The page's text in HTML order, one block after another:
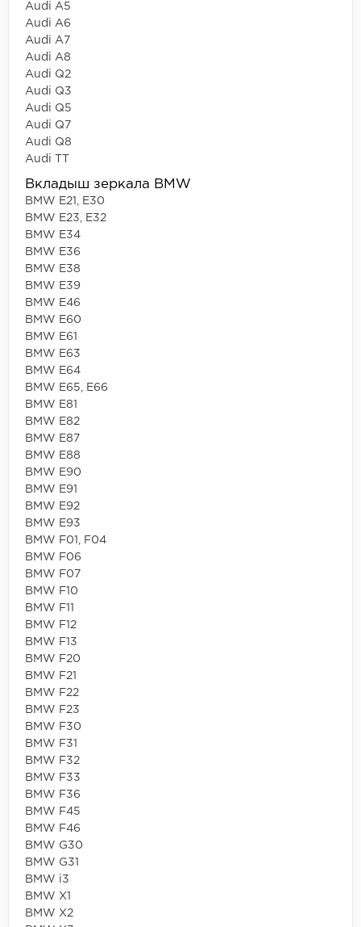
Audi A5
Audi A6
Audi A7
Audi A8
Audi Q2
Audi Q3
Audi Q5
Audi Q7
Audi Q8
Audi TT
Вкладыш зеркала BMW
BMW E21, E30
BMW E23, E32
BMW E34
BMW E36
BMW E38
BMW E39
BMW E46
BMW E60
BMW E61
BMW E63
BMW E64
BMW E65, E66
BMW E81
BMW E82
BMW E87
BMW E88
BMW E90
BMW E91
BMW E92
BMW E93
BMW F01, F04
BMW F06
BMW F07
BMW F10
BMW F11
BMW F12
BMW F13
BMW F20
BMW F21
BMW F22
BMW F23
BMW F30
BMW F31
BMW F32
BMW F33
BMW F36
BMW F45
BMW F46
BMW G30
BMW G31
BMW i3
BMW X1
BMW X2